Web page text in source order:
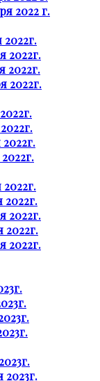
2022 г.
2022г.
2022г.
2022г.
2022г.
2022г.
2022г.
2022г.
2023г.